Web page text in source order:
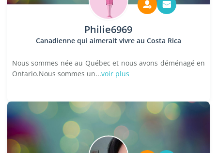
Philie6969
Canadienne qui aimerait vivre au Costa Rica
Nous sommes née au Québec et nous avons déménagé en
Ontario.Nous sommes un...voir plus